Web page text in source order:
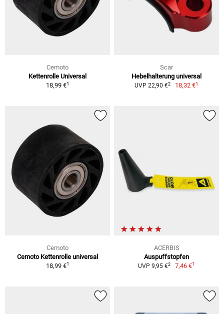
Cemoto
Kettenrolle Universal
18,99 €1
Scar
Hebelhalterung universal
UVP 22,90 €2 18,32 €1
Cemoto
Cemoto Kettenrolle universal
18,99 €1
ACERBIS
Auspuffstopfen
UVP 9,95 €2 7,46 €1